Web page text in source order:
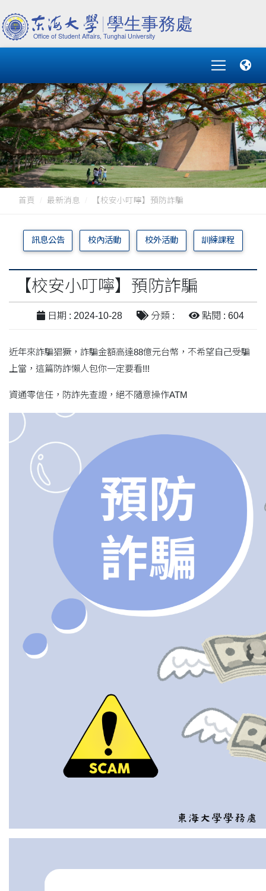
首頁 最新消息 【校安小叮嚀】預防詐騙
訊息公告 校內活動 校外活動 訓練課程
【校安小叮嚀】預防詐騙
日期 : 2024-10-28 分類 : 點閱 : 604
近年來詐騙猖獗，詐騙金額高達88億元台幣，不希望自己受騙
上當，這篇防詐懶人包你一定要看!!!
資通零信任，防詐先查證，絕不隨意操作ATM